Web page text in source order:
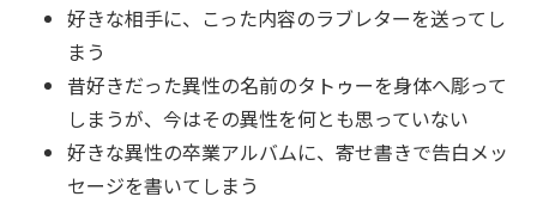
好きな相手に、こった内容のラブレターを送ってし
まう
昔好きだった異性の名前のタトゥーを身体へ彫って
しまうが、今はその異性を何とも思っていない
好きな異性の卒業アルバムに、寄せ書きで告白メッ
セージを書いてしまう